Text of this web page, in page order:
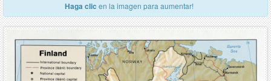
Haga clic en la imagen para aumentar!